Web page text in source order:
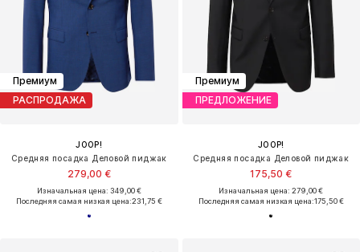
Премиум
РАСПРОДАЖА
JOOP!
Средняя посадка Деловой пиджак
279,00 €
Изначальная цена: 349,00 €
Последняя самая низкая цена:231,75 €
Премиум
ПРЕДЛОЖЕНИЕ
JOOP!
Средняя посадка Деловой пиджак
175,50 €
Изначальная цена: 279,00 €
Последняя самая низкая цена:175,50 €